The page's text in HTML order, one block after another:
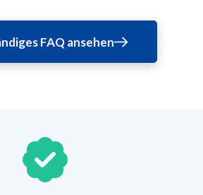
FAQ ansehen